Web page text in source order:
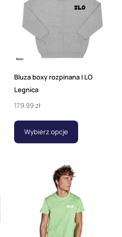
Bluza boxy rozpinana I LO
Legnica
179.99 zł
Wybierz opcje